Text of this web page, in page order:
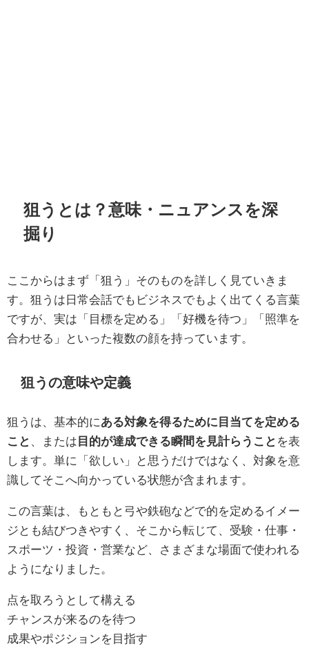
狙うとは？意味・ニュアンスを深
掘り
ここからはまず「狙う」そのものを詳しく見ていきま
す。狙うは日常会話でもビジネスでもよく出てくる言葉
ですが、実は「目標を定める」「好機を待つ」「照準を
合わせる」といった複数の顔を持っています。
狙うの意味や定義
狙うは、基本的にある対象を得るために目当てを定める
こと
、または 目的が達成できる瞬間を見計らうこと を表
します。単に「欲しい」と思うだけではなく、対象を意
識してそこへ向かっている状態が含まれます。
この言葉は、もともと弓や鉄砲などで的を定めるイメー
ジとも結びつきやすく、そこから転じて、受験・仕事・
スポーツ・投資・営業など、さまざまな場面で使われる
ようになりました。
点を取ろうとして構える
チャンスが来るのを待つ
成果やポジションを目指す